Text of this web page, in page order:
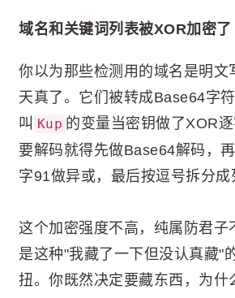
域名和关键词列表被XOR加密了
你以为那些检测用的域名是明文
天真了。它们被转成Base64字
叫 Kup 的变量当密钥做了XOR逐
要解码就得先做Base64解码，
字91做异或，最后按逗号拆分成
这个加密强度不高，纯属防君子
是这种"我藏了一下但没认真藏"
扭。你既然决定要藏东西，为什